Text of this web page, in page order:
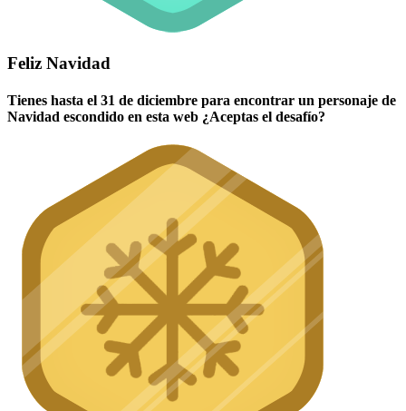
Feliz Navidad
Tienes hasta el 31 de diciembre para encontrar un personaje de
Navidad escondido en esta web ¿Aceptas el desafío?